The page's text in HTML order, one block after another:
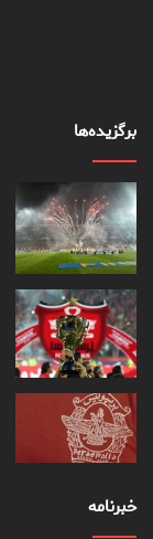
برگزیده‌ها
خبرنامه